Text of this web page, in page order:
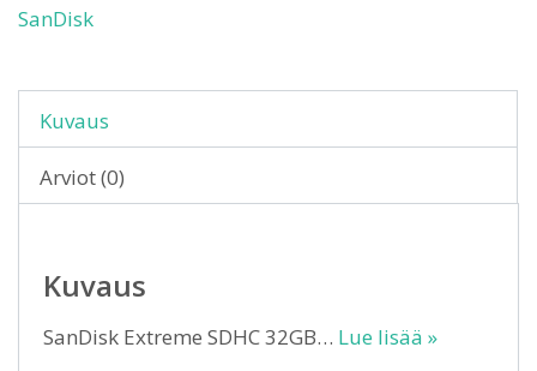
SanDisk
Kuvaus
Arviot (0)
Kuvaus
SanDisk Extreme SDHC 32GB… Lue lisää »